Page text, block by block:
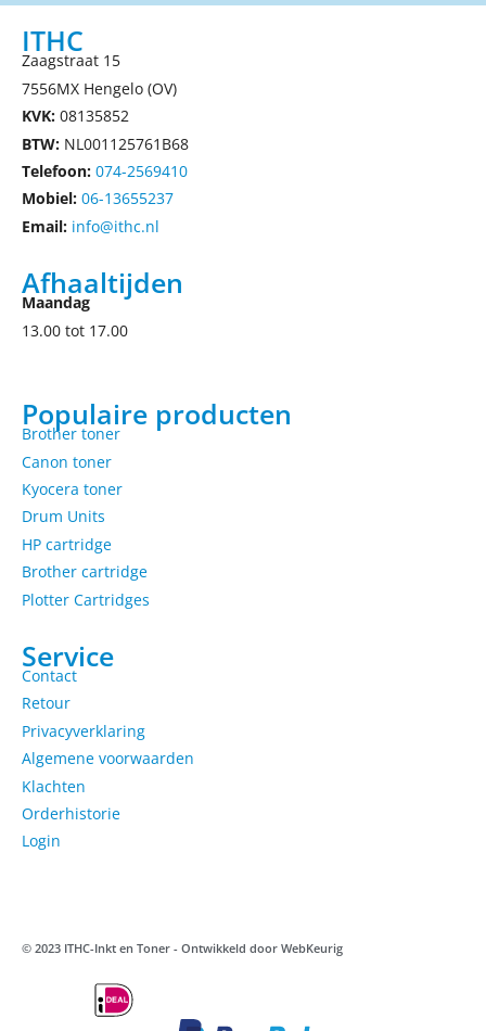
ITHC
Zaagstraat 15
7556MX Hengelo (OV)
KVK: 08135852
BTW: NL001125761B68
Telefoon: 074-2569410
Mobiel: 06-13655237
Email: info@ithc.nl
Afhaaltijden
Maandag
13.00 tot 17.00
Populaire producten
Brother toner
Canon toner
Kyocera toner
Drum Units
HP cartridge
Brother cartridge
Plotter Cartridges
Service
Contact
Retour
Privacyverklaring
Algemene voorwaarden
Klachten
Orderhistorie
Login
© 2023 ITHC-Inkt en Toner - Ontwikkeld door WebKeurig